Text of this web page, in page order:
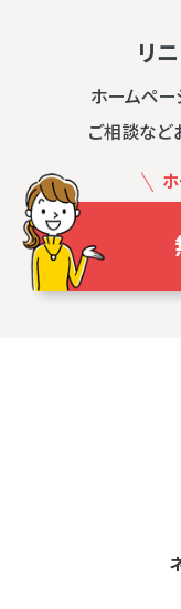
リ
ホームペー
ご相談など